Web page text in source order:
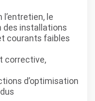
le
des installations
courants faibles
corrective,
d’optimisation